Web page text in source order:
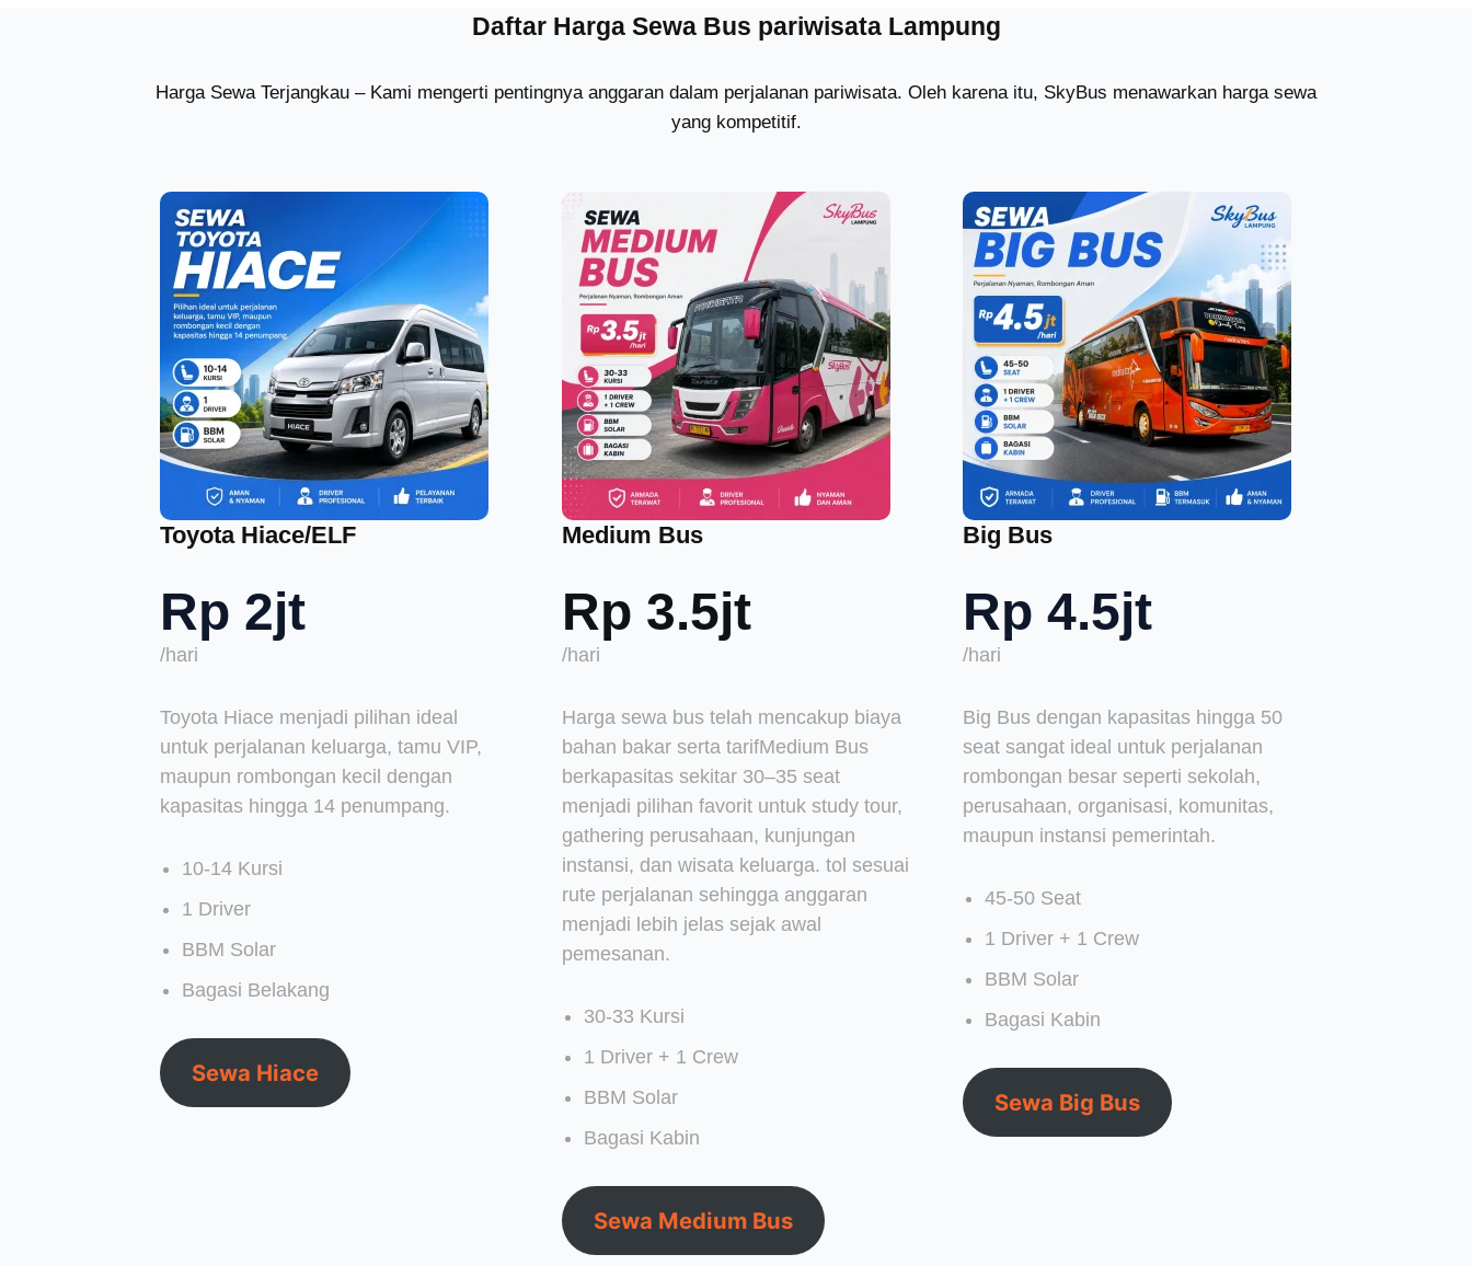
Daftar Harga Sewa Bus pariwisata Lampung
Harga Sewa Terjangkau – Kami mengerti pentingnya anggaran dalam perjalanan pariwisata. Oleh karena itu, SkyBus menawarkan harga sewa
yang kompetitif.
Toyota Hiace/ELF
Rp 2jt
/hari
Toyota Hiace menjadi pilihan ideal
untuk perjalanan keluarga, tamu VIP,
maupun rombongan kecil dengan
kapasitas hingga 14 penumpang.
10-14 Kursi
1 Driver
BBM Solar
Bagasi Belakang
Sewa Hiace
Medium Bus
Rp 3.5jt
/hari
Harga sewa bus telah mencakup biaya
bahan bakar serta tarifMedium Bus
berkapasitas sekitar 30–35 seat
menjadi pilihan favorit untuk study tour,
gathering perusahaan, kunjungan
instansi, dan wisata keluarga. tol sesuai
rute perjalanan sehingga anggaran
menjadi lebih jelas sejak awal
pemesanan.
30-33 Kursi
1 Driver + 1 Crew
BBM Solar
Bagasi Kabin
Sewa Medium Bus
Big Bus
Rp 4.5jt
/hari
Big Bus dengan kapasitas hingga 50
seat sangat ideal untuk perjalanan
rombongan besar seperti sekolah,
perusahaan, organisasi, komunitas,
maupun instansi pemerintah.
45-50 Seat
1 Driver + 1 Crew
BBM Solar
Bagasi Kabin
Sewa Big Bus